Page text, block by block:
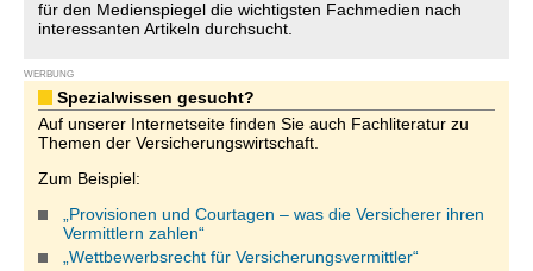
für den Medienspiegel die wichtigsten Fachmedien nach
interessanten Artikeln durchsucht.
WERBUNG
Spezialwissen gesucht?
Auf unserer Internetseite finden Sie auch Fachliteratur zu
Themen der Versicherungswirtschaft.
Zum Beispiel:
„Provisionen und Courtagen – was die Versicherer ihren
Vermittlern zahlen“
„Wettbewerbsrecht für Versicherungsvermittler“